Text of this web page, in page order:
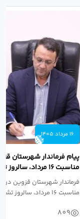
16 مرداد 1405
پیام فرماندار شهرستان
مناسبت ۱۶ مرداد،
جهاد دانشگاهی
فرماندار شهرستان قزوین در
مناسبت ۱۶ مرداد، سالروز تشکیل جهاد...
809